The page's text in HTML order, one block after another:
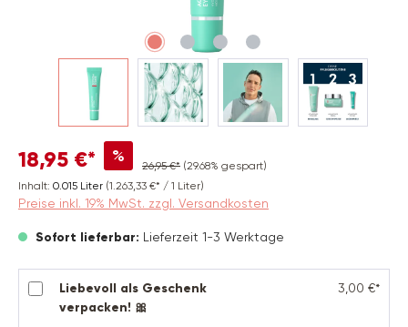
18,95 €* % 26,95 €* (29.68% gespart)
Inhalt: 0.015 Liter (1.263,33 €* / 1 Liter)
Preise inkl. 19% MwSt. zzgl. Versandkosten
Sofort lieferbar: Lieferzeit 1-3 Werktage
Liebevoll als Geschenk
verpacken! 🎀
3,00 €*